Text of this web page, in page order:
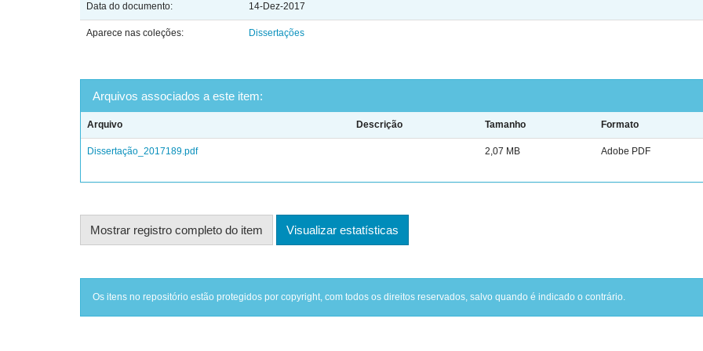
Data do documento: 14-Dez-2017
Aparece nas coleções: Dissertações
Arquivos associados a este item:
Arquivo Descrição Tamanho Formato
Dissertação_2017189.pdf 2,07 MB Adobe PDF
Mostrar registro completo do item Visualizar estatísticas
Os itens no repositório estão protegidos por copyright, com todos os direitos reservados, salvo quando é indicado o contrário.